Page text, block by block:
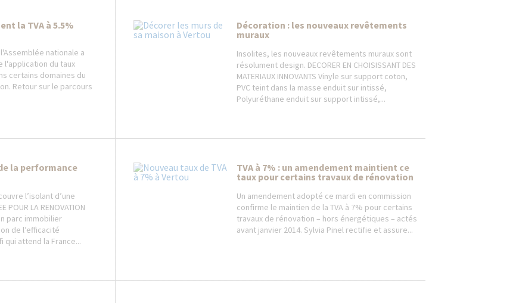
la TVA à 5.5%
nationale a
l'application du taux
certains domaines du
Retour sur le parcours
Décoration : les nouveaux revêtements
muraux
Insolites, les nouveaux revêtements muraux sont
résolument design. DECORER EN CHOISISSANT DES
MATERIAUX INNOVANTS Vinyle sur support coton,
PVC teint dans la masse enduit sur intissé,
Polyuréthane enduit sur support intissé,...
la performance
l’isolant d’une
POUR LA RENOVATION
parc immobilier
de l’efficacité
qui attend la France...
TVA à 7% : un amendement maintient ce
taux pour certains travaux de rénovation
Un amendement adopté ce mardi en commission
confirme le maintien de la TVA à 7% pour certains
travaux de rénovation – hors énergétiques – actés
avant janvier 2014. Sylvia Pinel rectifie et assure...